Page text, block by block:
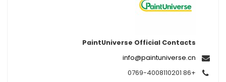
PaintUniverse Official Contacts
info@paintuniverse.cn
+86 0769-4008110201